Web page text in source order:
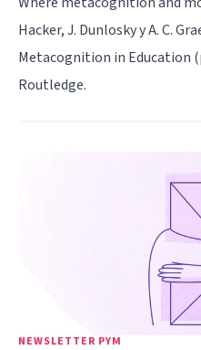
Hacker, J. Dunlosky y A. C.
Metacognition in Education
Routledge.
NEWSLETTER PYM